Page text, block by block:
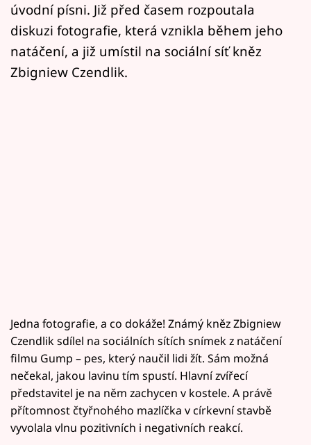
úvodní písni. Již před časem rozpoutala
diskuzi fotografie, která vznikla během jeho
natáčení, a již umístil na sociální síť kněz
Zbigniew Czendlik.
Jedna fotografie, a co dokáže! Známý kněz Zbigniew
Czendlik sdílel na sociálních sítích snímek z natáčení
filmu Gump – pes, který naučil lidi žít. Sám možná
nečekal, jakou lavinu tím spustí. Hlavní zvířecí
představitel je na něm zachycen v kostele. A právě
přítomnost čtyřnohého mazlíčka v církevní stavbě
vyvolala vlnu pozitivních i negativních reakcí.